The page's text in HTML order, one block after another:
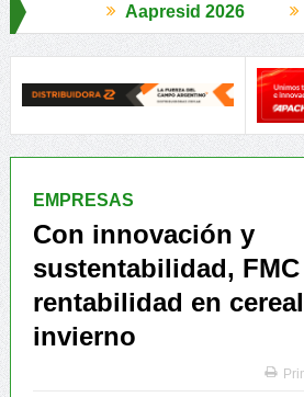
2026
Sur al Mundo
Aapresid 2026
Jáuregui Lorda
EMPRESAS
Con innovación y
sustentabilidad,
rentabilidad en
invierno